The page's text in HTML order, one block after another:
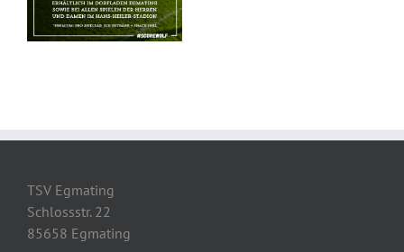
TSV Egmating
Schlossstr. 22
85658 Egmating